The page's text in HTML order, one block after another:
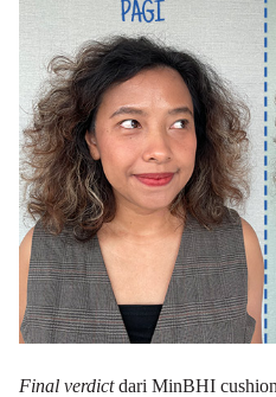
Final verdictdari MinBHI